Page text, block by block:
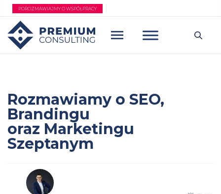
Przejdź
treści
POROZMAWIAJMY O WSPÓŁPRACY
Rozmawiamy o SEO,
Brandingu
oraz Marketingu
Szeptanym